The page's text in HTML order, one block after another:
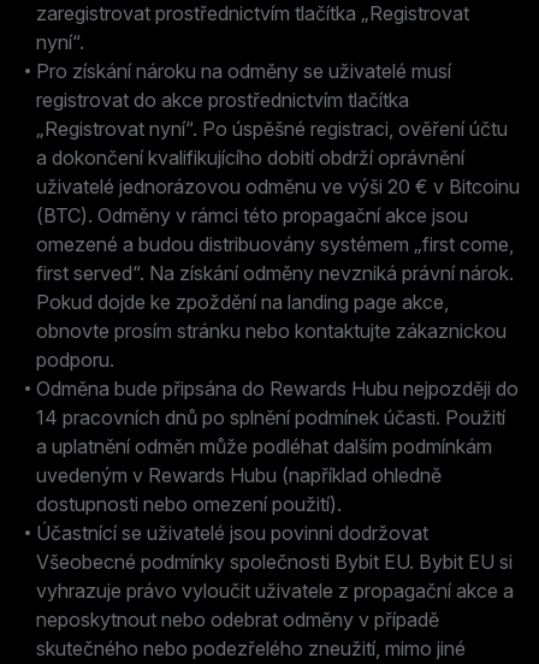
zaregistrovat prostřednictvím tlačítka „Registrovat
nyní“.
Pro získání nároku na odměny se uživatelé musí
registrovat do akce prostřednictvím tlačítka
„Registrovat nyní“. Po úspěšné registraci, ověření účtu
a dokončení kvalifikujícího dobití obdrží oprávnění
uživatelé jednorázovou odměnu ve výši 20 € v Bitcoinu
(BTC). Odměny v rámci této propagační akce jsou
omezené a budou distribuovány systémem „first come,
first served“. Na získání odměny nevzniká právní nárok.
Pokud dojde ke zpoždění na landing page akce,
obnovte prosím stránku nebo kontaktujte zákaznickou
podporu.
Odměna bude připsána do Rewards Hubu nejpozději do
14 pracovních dnů po splnění podmínek účasti. Použití
a uplatnění odměn může podléhat dalším podmínkám
uvedeným v Rewards Hubu (například ohledně
dostupnosti nebo omezení použití).
Účastnící se uživatelé jsou povinni dodržovat
Všeobecné podmínky společnosti Bybit EU. Bybit EU si
vyhrazuje právo vyloučit uživatele z propagační akce a
neposkytnout nebo odebrat odměny v případě
skutečného nebo podezřelého zneužití, mimo jiné